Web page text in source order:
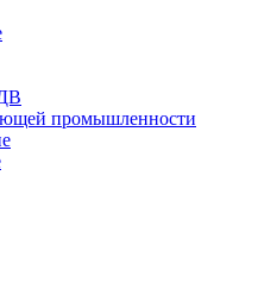
промышленности